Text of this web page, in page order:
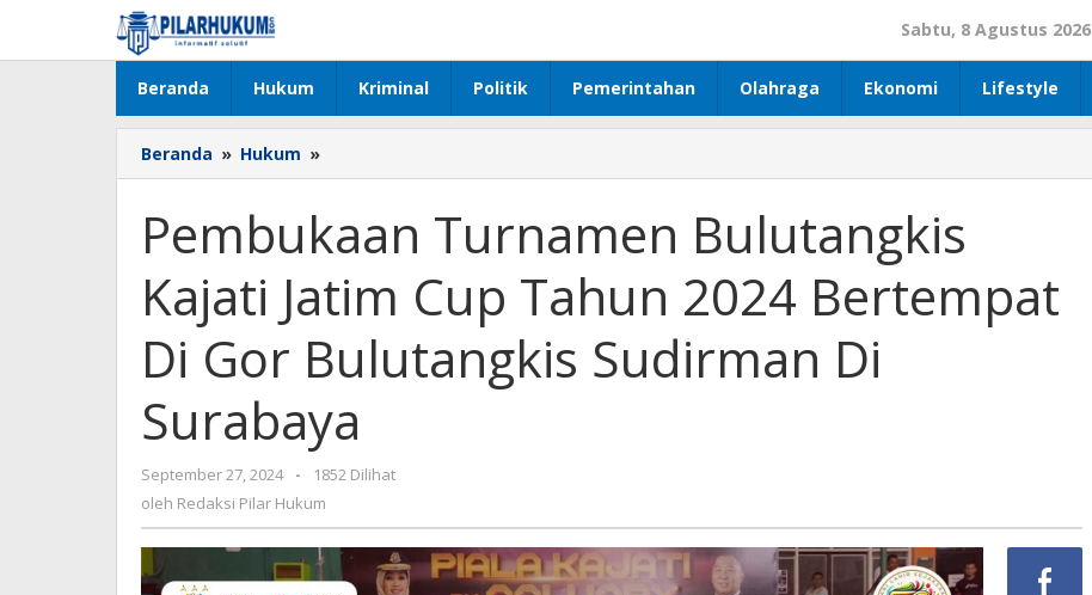
konten
Sabtu, 8 Agustus 2026
Beranda Hukum Kriminal Politik Pemerintahan Olahraga Ekonomi Lifestyle
Beranda » Hukum »
Turnamen
Kajati
Jatim
Cup
Tahun
Bertempat
Di
Bulutangkis
Di
Surabaya
Pembukaan Turnamen Bulutangkis
Kajati Jatim Cup Tahun 2024 Bertempat
Di Gor Bulutangkis Sudirman Di
Surabaya
September 27, 2024
oleh
Redaksi
Hukum
-
1852 Dilihat
oleh Redaksi Pilar Hukum